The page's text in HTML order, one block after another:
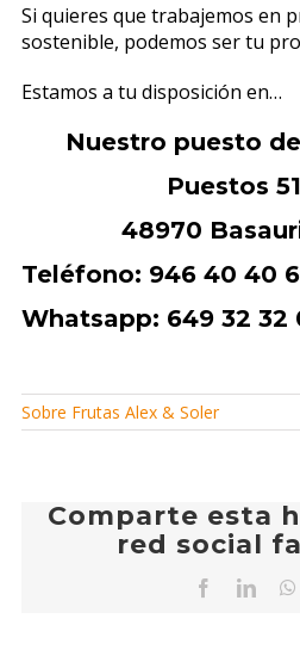
Si quieres que trabajemos en
sostenible, podemos ser tu
Estamos a tu disposición en…
Nuestro puesto
Puestos
48970
Teléfono: 946 40 40
Whatsapp: 649 32 32
Sobre Frutas Alex & Soler
Comparte esta
red social
Facebook